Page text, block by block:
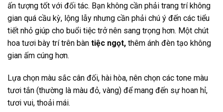
ấn tượng tốt với đối tác. Bạn không cần phải trang trí không
gian quá cầu kỳ, lộng lẫy nhưng cần phải chú ý đến các tiểu
tiết nhỏ giúp cho buổi tiệc trở nên sang trọng hơn. Một chút
hoa tươi bày trí trên bàn tiệc ngọt, thêm ánh đèn tạo không
gian ấm cúng hơn.
Lựa chọn màu sắc cân đối, hài hòa, nên chọn các tone màu
tươi tắn (thường là màu đỏ, vàng) để mang đến sự hoan hỉ,
tươi vui, thoải mái.